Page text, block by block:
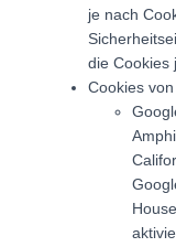
je nach
die Cookies
Cookies